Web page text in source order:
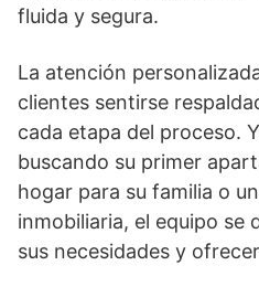
fluida y segura.
La atención
clientes sentirse
cada etapa del proceso.
buscando su primer
hogar para su familia o
inmobiliaria, el equipo se
sus necesidades y